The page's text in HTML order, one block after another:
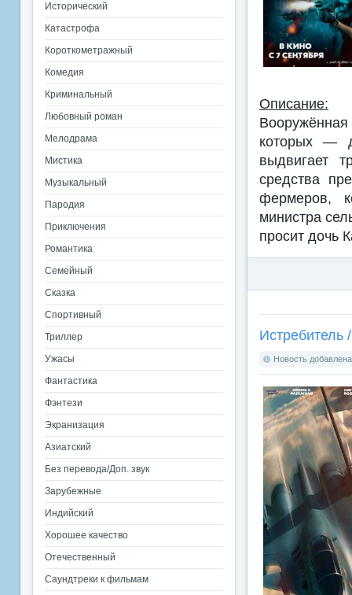
Описание:
Вооружённая
которых —
выдвигает
средства
фермеров,
министра
просит дочь
Истребитель
Новость
Исторический
Катастрофа
Короткометражный
Комедия
Криминальный
Любовный роман
Мелодрама
Мистика
Музыкальный
Пародия
Приключения
Романтика
Семейный
Сказка
Спортивный
Триллер
Ужасы
Фантастика
Фэнтези
Экранизация
Азиатский
Без перевода/Доп. звук
Зарубежные
Индийский
Хорошее качество
Отечественный
Саундтреки к фильмам